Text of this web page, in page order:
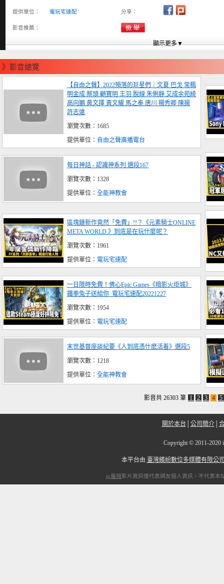
提供單位： 電玩宅速配 分享：
影音推薦：
》影音總覽
【自由之聲】2022殞落的巨星們｜文夏 巴戈 常楓
明金成 蔡頭 顧寶明 王羽 脫線 朱俐靜 艾成余苑綺
高向鵬 黃文擇 黃文耀 馬之秦 唐川 楊秀卿 陳揚
許志遠
瀏覽次數：1685
提供單位： 自由之聲廣播電台
每日神話 - 認識神系列 選段167
瀏覽次數：1328
提供單位： 全能神教會
區塊鏈新作竟然「免費」!!？《元素騎士ONLINE
META WORLD 》到底是在玩什麼呢？
瀏覽次數：1961
提供單位： 電玩宅速配
一日限時免費！佛心Epic Games《暗影火炬城》
鐵拳兔子送給你_電玩宅速配20221227
瀏覽次數：1954
提供單位： 電玩宅速配
末世基督座談紀要《人到底憑什麽活着》選段5
瀏覽次數：1218
提供單位： 全能神教會
影音共 26303 筆 1 2 3 4 5
關於本台 公司簡介│
Copyright © 2011-
本平台由 臺灣繽紛數位多媒體有限公
ip電視影片資訊僅代表網友個人資訊，不代表本